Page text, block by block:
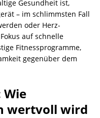
Gesundheit ist,
– im schlimmsten Fall
oder Herz-
auf schnelle
Fitnessprogramme,
gegenüber dem
wertvoll wird